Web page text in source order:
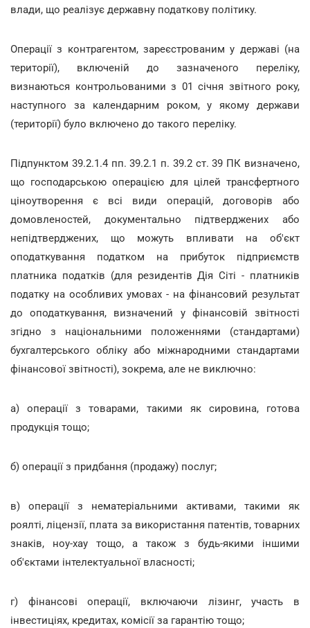
влади, що реалізує державну податкову політику.
Операції з контрагентом, зареєстрованим у державі (на
території), включеній до зазначеного переліку,
визнаються контрольованими з 01 січня звітного року,
наступного за календарним роком, у якому держави
(території) було включено до такого переліку.
Підпунктом 39.2.1.4 пп. 39.2.1 п. 39.2 ст. 39 ПК визначено,
що господарською операцією для цілей трансфертного
ціноутворення є всі види операцій, договорів або
домовленостей, документально підтверджених або
непідтверджених, що можуть впливати на об'єкт
оподаткування податком на прибуток підприємств
платника податків (для резидентів Дія Сіті - платників
податку на особливих умовах - на фінансовий результат
до оподаткування, визначений у фінансовій звітності
згідно з національними положеннями (стандартами)
бухгалтерського обліку або міжнародними стандартами
фінансової звітності), зокрема, але не виключно:
а) операції з товарами, такими як сировина, готова
продукція тощо;
б) операції з придбання (продажу) послуг;
в) операції з нематеріальними активами, такими як
роялті, ліцензії, плата за використання патентів, товарних
знаків, ноу-хау тощо, а також з будь-якими іншими
об'єктами інтелектуальної власності;
г) фінансові операції, включаючи лізинг, участь в
інвестиціях, кредитах, комісії за гарантію тощо;